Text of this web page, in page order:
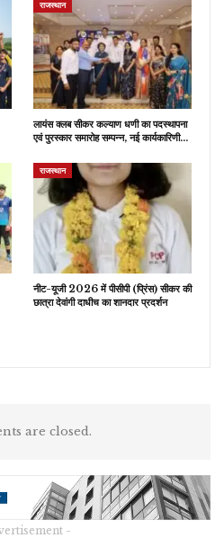
राजस्थान
लायंस क्लब सीकर कल्याण धणी का पदस्थापना
एवं पुरस्कार समारोह सम्पन्न, नई कार्यकारिणी…
राजस्थान
नीट-यूजी 2026 में पीसीपी (प्रिंस) सीकर की
छात्रा देवांगी दाधीच का शानदार प्रदर्शन
are closed.
-